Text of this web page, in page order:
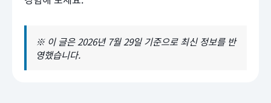
※ 이 글은 2026년 7월 29일 기준으로 최신 정보를 반
영했습니다.